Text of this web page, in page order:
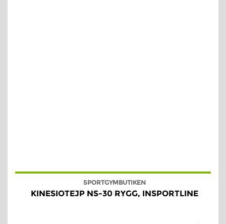
SPORTGYMBUTIKEN
KINESIOTEJP NS-30 RYGG, INSPORTLINE